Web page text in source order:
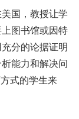
国，教授让学
图书馆或因特
分的论据证明
能力和解决问
式的学生来